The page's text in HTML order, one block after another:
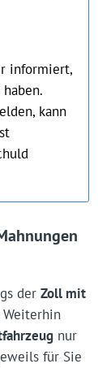
informiert,
kann
der Zoll mit
nur
für Sie